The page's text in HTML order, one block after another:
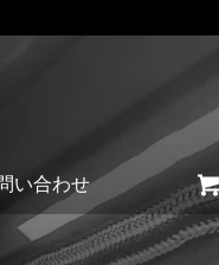
い合わせ